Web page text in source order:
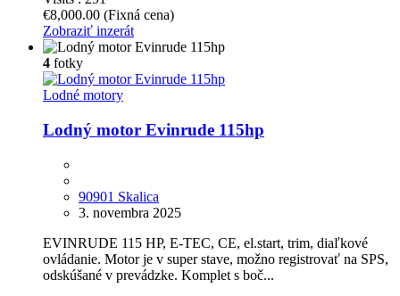
€8,000.00 (Fixná cena)
Zobraziť inzerát
4 fotky
Lodné motory
Lodný motor Evinrude 115hp
90901 Skalica
3. novembra 2025
EVINRUDE 115 HP, E-TEC, CE, el.start, trim, diaľkové
ovládanie. Motor je v super stave, možno registrovať na SPS,
odskúšané v prevádzke. Komplet s boč...